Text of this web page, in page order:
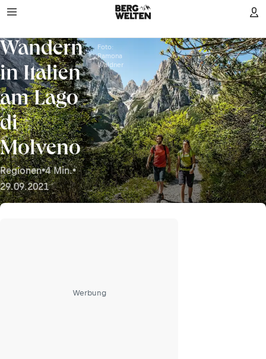
Wandern
in Italien
am Lago
di
Molveno
Regionen•4 Min.•
29.09.2021
Foto:
Ramona
Waldner
Werbung